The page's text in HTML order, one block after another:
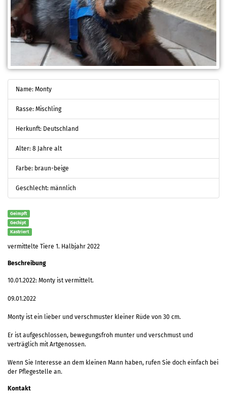
Name: Monty
Rasse: Mischling
Herkunft: Deutschland
Alter: 8 Jahre alt
Farbe: braun-beige
Geschlecht: männlich
Geimpft
Gechipt
Kastriert
vermittelte Tiere 1. Halbjahr 2022
Beschreibung
10.01.2022: Monty ist vermittelt.
09.01.2022
Monty ist ein lieber und verschmuster kleiner Rüde von 30 cm.
Er ist aufgeschlossen, bewegungsfroh munter und verschmust und
verträglich mit Artgenossen.
Wenn Sie Interesse an dem kleinen Mann haben, rufen Sie doch einfach bei
der Pflegestelle an.
Kontakt